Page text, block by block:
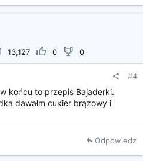
13,127 0 0
#4
końcu to przepis Bajaderki.
dawałm cukier brązowy i
Odpowiedz